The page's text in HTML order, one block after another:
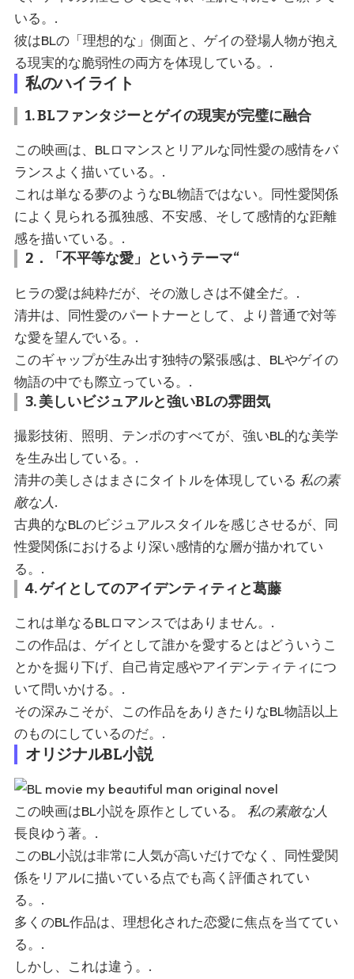
いる。.
彼はBLの「理想的な」側面と、ゲイの登場人物が抱え
る現実的な脆弱性の両方を体現している。.
私のハイライト
1. BLファンタジーとゲイの現実が完璧に融合
この映画は、BLロマンスとリアルな同性愛の感情をバ
ランスよく描いている。.
これは単なる夢のようなBL物語ではない。同性愛関係
によく見られる孤独感、不安感、そして感情的な距離
感を描いている。.
2．「不平等な愛」というテーマ“
ヒラの愛は純粋だが、その激しさは不健全だ。.
清井は、同性愛のパートナーとして、より普通で対等
な愛を望んでいる。.
このギャップが生み出す独特の緊張感は、BLやゲイの
物語の中でも際立っている。.
3. 美しいビジュアルと強いBLの雰囲気
撮影技術、照明、テンポのすべてが、強いBL的な美学
を生み出している。.
清井の美しさはまさにタイトルを体現している 私の素
敵な人 .
古典的なBLのビジュアルスタイルを感じさせるが、同
性愛関係におけるより深い感情的な層が描かれてい
る。.
4. ゲイとしてのアイデンティティと葛藤
これは単なるBLロマンスではありません。.
この作品は、ゲイとして誰かを愛するとはどういうこ
とかを掘り下げ、自己肯定感やアイデンティティにつ
いて問いかける。.
その深みこそが、この作品をありきたりなBL物語以上
のものにしているのだ。.
オリジナルBL小説
この映画はBL小説を原作としている。 私の素敵な人
長良ゆう著。.
このBL小説は非常に人気が高いだけでなく、同性愛関
係をリアルに描いている点でも高く評価されてい
る。.
多くのBL作品は、理想化された恋愛に焦点を当ててい
る。.
しかし、これは違う。.